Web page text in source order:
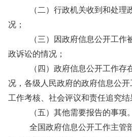
（二）行政机关收到和处
况；
（三）因政府信息公开工
政诉讼的情况；
（四）政府信息公开工作
况，各级人民政府的政府信息公
工作考核、社会评议和责任追究结
（五）其他需要报告的事项。
全国政府信息公开工作主管